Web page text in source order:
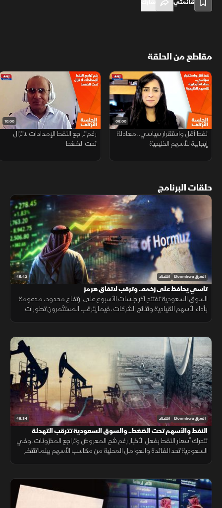
قائمتي
مقاطع من الحلقة
06:00
نفط أقل واستقرار سياسي.. معادلة
إيجابية للأسهم الخليجية
10:00
رغم تراجع النفط الإمدادات لا تزال
تحت الضغط
حلقات البرنامج
45:42 الشرق Bloomberg اقتصاد
تاسي يحافظ على زخمه.. وترقب لاتفاق هرمز
السوق السعودية تفتتح آخر جلسات الأسبوع على ارتفاع محدود، مدعومة
بأداء الأسهم القيادية ونتائج الشركات، فيما يترقب المستثمرون تطورات
48:34 الشرق Bloomberg اقتصاد
النفط والأسهم تحت الضغط.. والسوق السعودية تترقب التهدئة
تتحرك أسعار النفط بفعل الأخبار رغم شح المعروض وتراجع المخزونات. وفي
السعودية تحد الفائدة والعوامل المحلية من مكاسب الأسهم بينما تنتظر